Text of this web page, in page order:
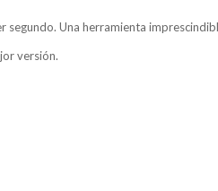
Una herramienta
versión.